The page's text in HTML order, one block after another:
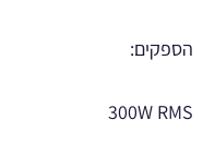
הספקים:
300W RMS